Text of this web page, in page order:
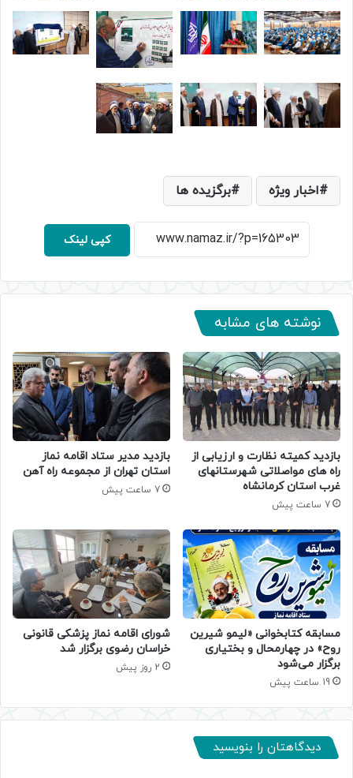
اخبار ویژه برگزیده ها
کپی لینک
نوشته های مشابه
بازدید کمیته نظارت و ارزیابی از
راه های مواصلاتی شهرستانهای
غرب استان کرمانشاه
7 ساعت پیش
بازدید مدیر ستاد اقامه نماز
استان تهران از مجموعه راه آهن
7 ساعت پیش
مسابقه کتابخوانی «لیمو شیرین
روح» در چهارمحال و بختیاری
برگزار می‌شود
19 ساعت پیش
شورای اقامه نماز پزشکی قانونی
خراسان رضوی برگزار شد
2 روز پیش
دیدگاهتان را بنویسید